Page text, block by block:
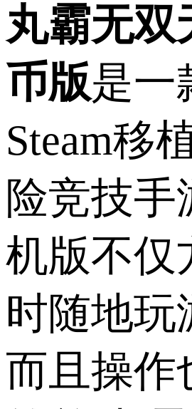
丸霸无双
币版是一
Steam移
险竞技手
机版不仅
时随地玩
而且操作